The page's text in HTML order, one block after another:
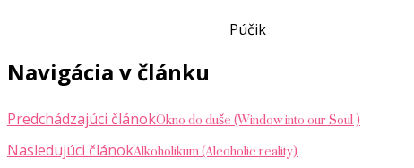
Púčik
Navigácia v článku
Predchádzajúci článokOkno do duše (Window into our Soul )
Nasledujúci článokAlkoholikum (Alcoholic reality)